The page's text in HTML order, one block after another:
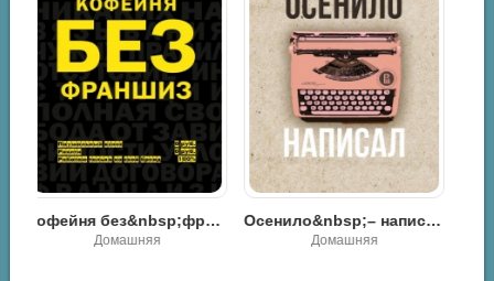
Домашняя
Драма / Разная литература / Классика